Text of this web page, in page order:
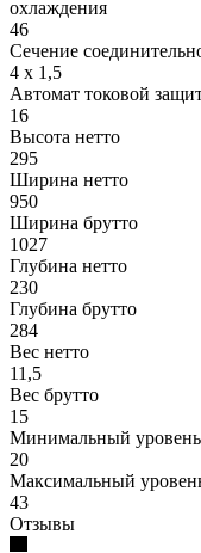
охлаждения
46
Сечение
4 х 1,5
Автомат токовой
16
Высота нетто
295
Ширина нетто
950
Ширина брутто
1027
Глубина нетто
230
Глубина брутто
284
Вес нетто
11,5
Вес брутто
15
Минимальный
20
Максимальный
43
Отзывы